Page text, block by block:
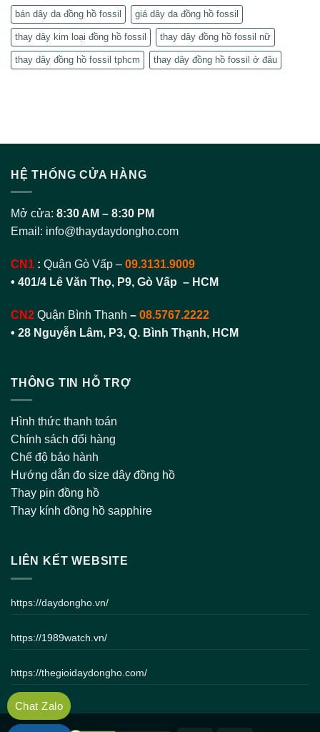
bán dây da đồng hồ fossil giá dây da đồng hồ fossil
thay dây kim loại đồng hồ fossil thay dây đồng hồ fossil nữ
thay dây đồng hồ fossil tphcm thay dây đồng hồ fossil ở đâu
HỆ THỐNG CỬA HÀNG
Mở cửa: 8:30 AM – 8:30 PM
Email: info@thaydaydongho.com
CN1 : Quận Gò Vấp – 09.3131.9009
• 401/4 Lê Văn Thọ, P9, Gò Vấp – HCM
CN2 Quận Bình Thạnh – 08.5767.2222
• 28 Nguyễn Lâm, P3, Q. Bình Thạnh, HCM
THÔNG TIN HỖ TRỢ
Hình thức thanh toán
Chính sách đổi hàng
Chế độ bảo hành
Hướng dẫn đo size dây đồng hồ
Thay pin đồng hồ
Thay kính đồng hồ sapphire
LIÊN KẾT WEBSITE
https://daydongho.vn/
https://1989watch.vn/
https://thegioidaydongho.com/
Chat Zalo